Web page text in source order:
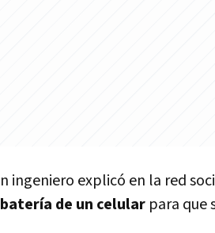
n ingeniero explicó en la red
batería de un celular para que